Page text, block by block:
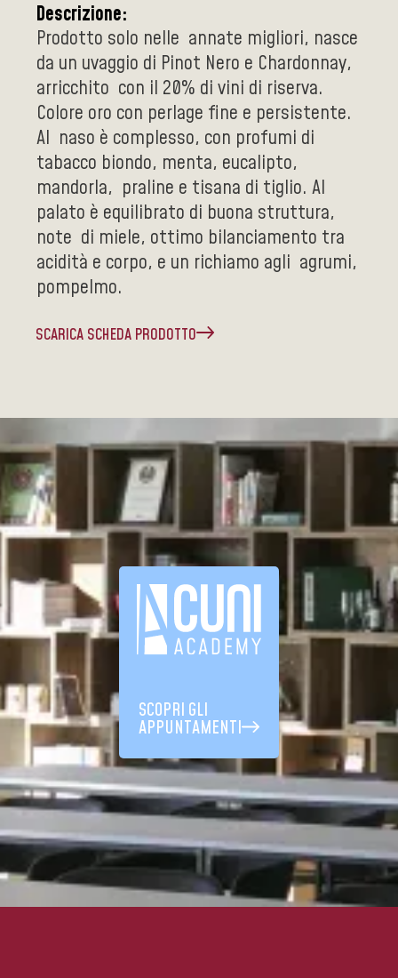
Descrizione:
Prodotto solo nelle annate migliori, nasce
da un uvaggio di Pinot Nero e Chardonnay,
arricchito con il 20% di vini di riserva.
Colore oro con perlage fine e persistente.
Al naso è complesso, con profumi di
tabacco biondo, menta, eucalipto,
mandorla, praline e tisana di tiglio. Al
palato è equilibrato di buona struttura,
note di miele, ottimo bilanciamento tra
acidità e corpo, e un richiamo agli agrumi,
pompelmo.
SCARICA SCHEDA PRODOTTO
SCOPRI GLI
APPUNTAMENTI